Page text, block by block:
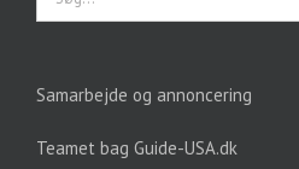
efter:
Samarbejde og annoncering
Teamet bag Guide-USA.dk